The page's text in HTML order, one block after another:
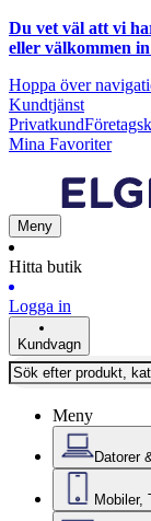
Du vet väl att vi
eller välkommen
Hoppa över
Kundtjänst
Privatkund
Mina Favoriter
Meny
Hitta butik
Logga in
Kundvagn
Meny
Datorer
Mobiler,